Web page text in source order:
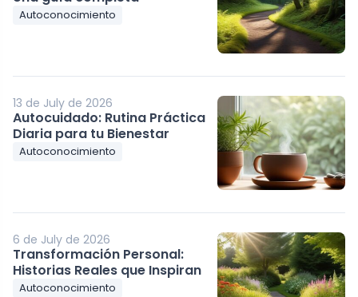
Autoconocimiento
13 de July de 2026
Autocuidado: Rutina Práctica
Diaria para tu Bienestar
Autoconocimiento
6 de July de 2026
Transformación Personal:
Historias Reales que Inspiran
Autoconocimiento